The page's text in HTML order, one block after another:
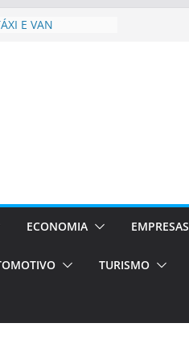
E VAN
bolsas –
o segundo
será a capital
únicas e
Estão
ECONOMIA EMPRESAS
TURISMO